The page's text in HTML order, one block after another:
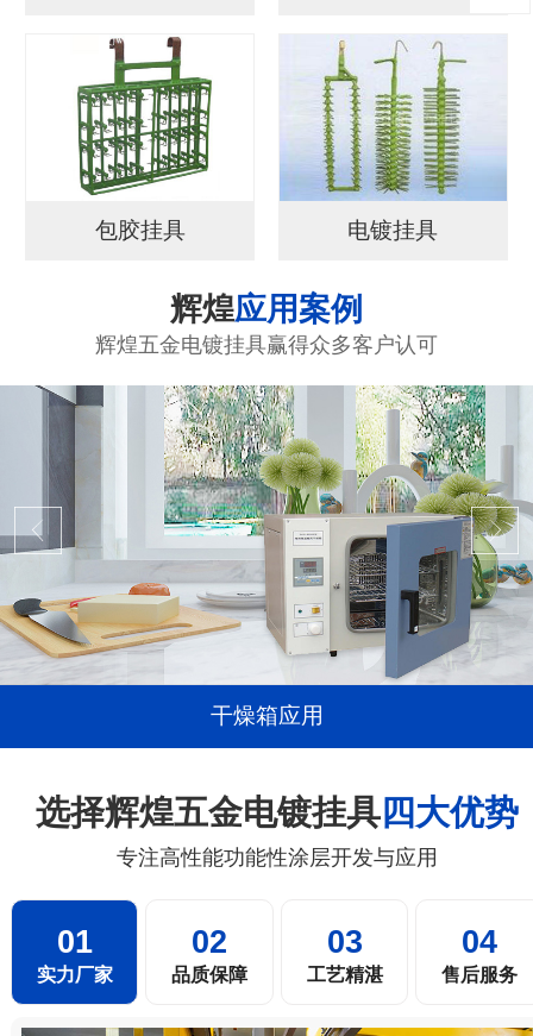
包胶挂具 电镀挂具
辉煌应用案例
辉煌五金电镀挂具赢得众多客户认可
干燥箱应用
选择辉煌五金电镀挂具四大优势
专注高性能功能性涂层开发与应用
01
实力厂家
02
品质保障
03
工艺精湛
04
售后服务